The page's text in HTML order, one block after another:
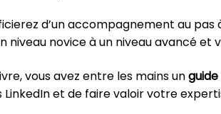
d’un accompagnement au
niveau novice à un niveau avancé
vous avez entre les mains un
et de faire valoir votre